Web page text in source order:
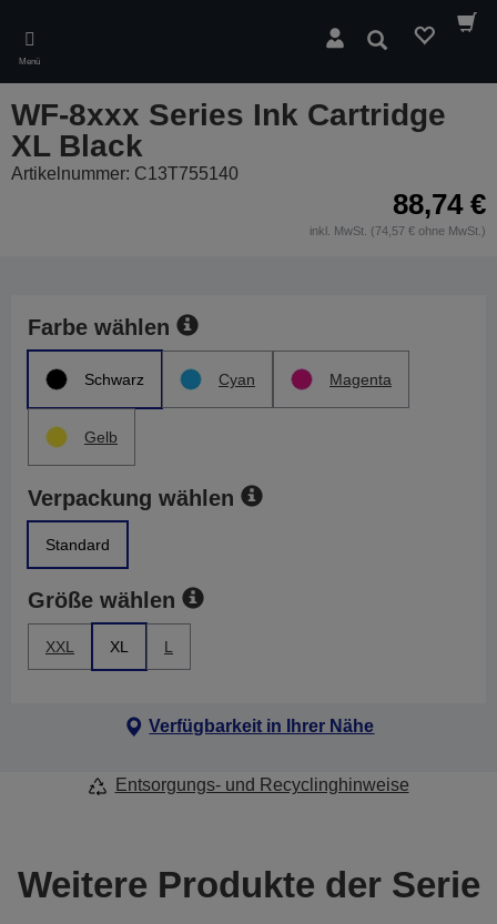
main
content
Menü
Suchen
WF-8xxx Series Ink Cartridge
XL Black
Artikelnummer: C13T755140
88,74 €
inkl. MwSt. (74,57 € ohne MwSt.)
Farbe wählen
Schwarz Cyan Magenta
Gelb
Verpackung wählen
Standard
Größe wählen
XXL XL L
Verfügbarkeit in Ihrer Nähe
Entsorgungs- und Recyclinghinweise
Weitere Produkte der Serie